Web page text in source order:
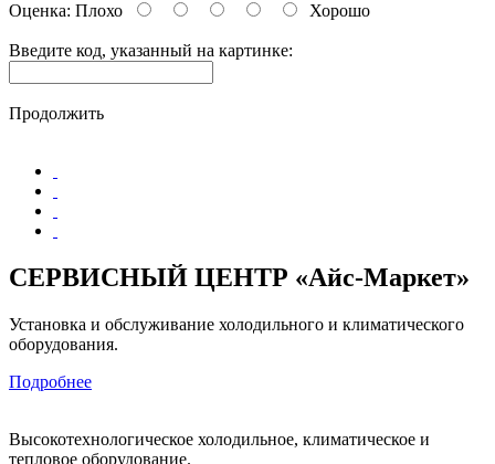
Оценка: Плохо Хорошо
Введите код, указанный на картинке:
Продолжить
СЕРВИСНЫЙ ЦЕНТР «Айс-Маркет»
Установка и обслуживание холодильного и климатического
оборудования.
Подробнее
Высокотехнологическое холодильное, климатическое и
тепловое оборудование.